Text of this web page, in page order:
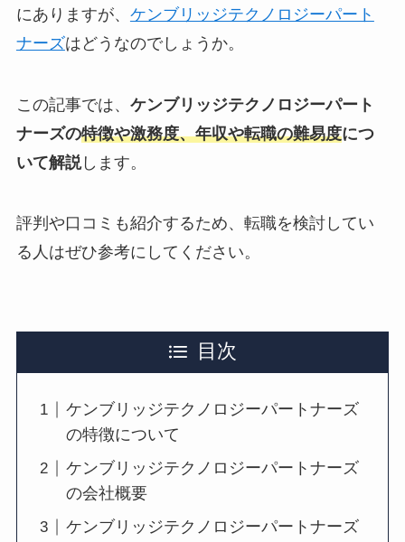
にありますが、 ケンブリッジテクノロジーパート
ナーズはどうなのでしょうか。
この記事では、 ケンブリッジテクノロジーパート
ナーズの特徴や激務度、年収や転職の難易度につ
いて解説します。
評判や口コミも紹介するため、転職を検討してい
る人はぜひ参考にしてください。
目次
ケンブリッジテクノロジーパートナーズ
の特徴について
ケンブリッジテクノロジーパートナーズ
の会社概要
ケンブリッジテクノロジーパートナーズ